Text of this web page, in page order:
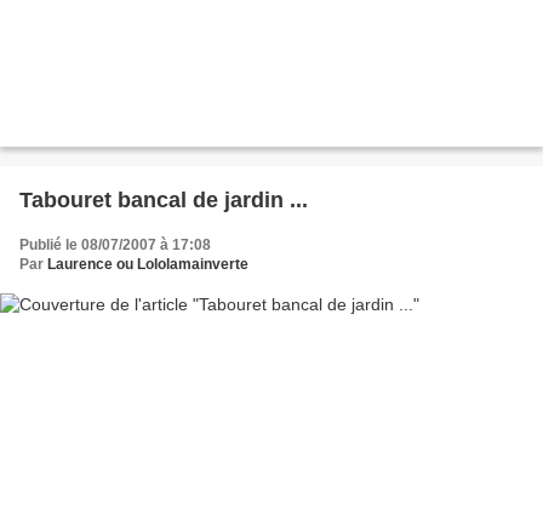
Tabouret bancal de jardin ...
Publié le 08/07/2007 à 17:08
Par Laurence ou Lololamainverte